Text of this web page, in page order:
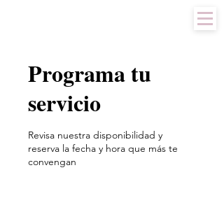
Programa tu
servicio
Revisa nuestra disponibilidad y
reserva la fecha y hora que más te
convengan